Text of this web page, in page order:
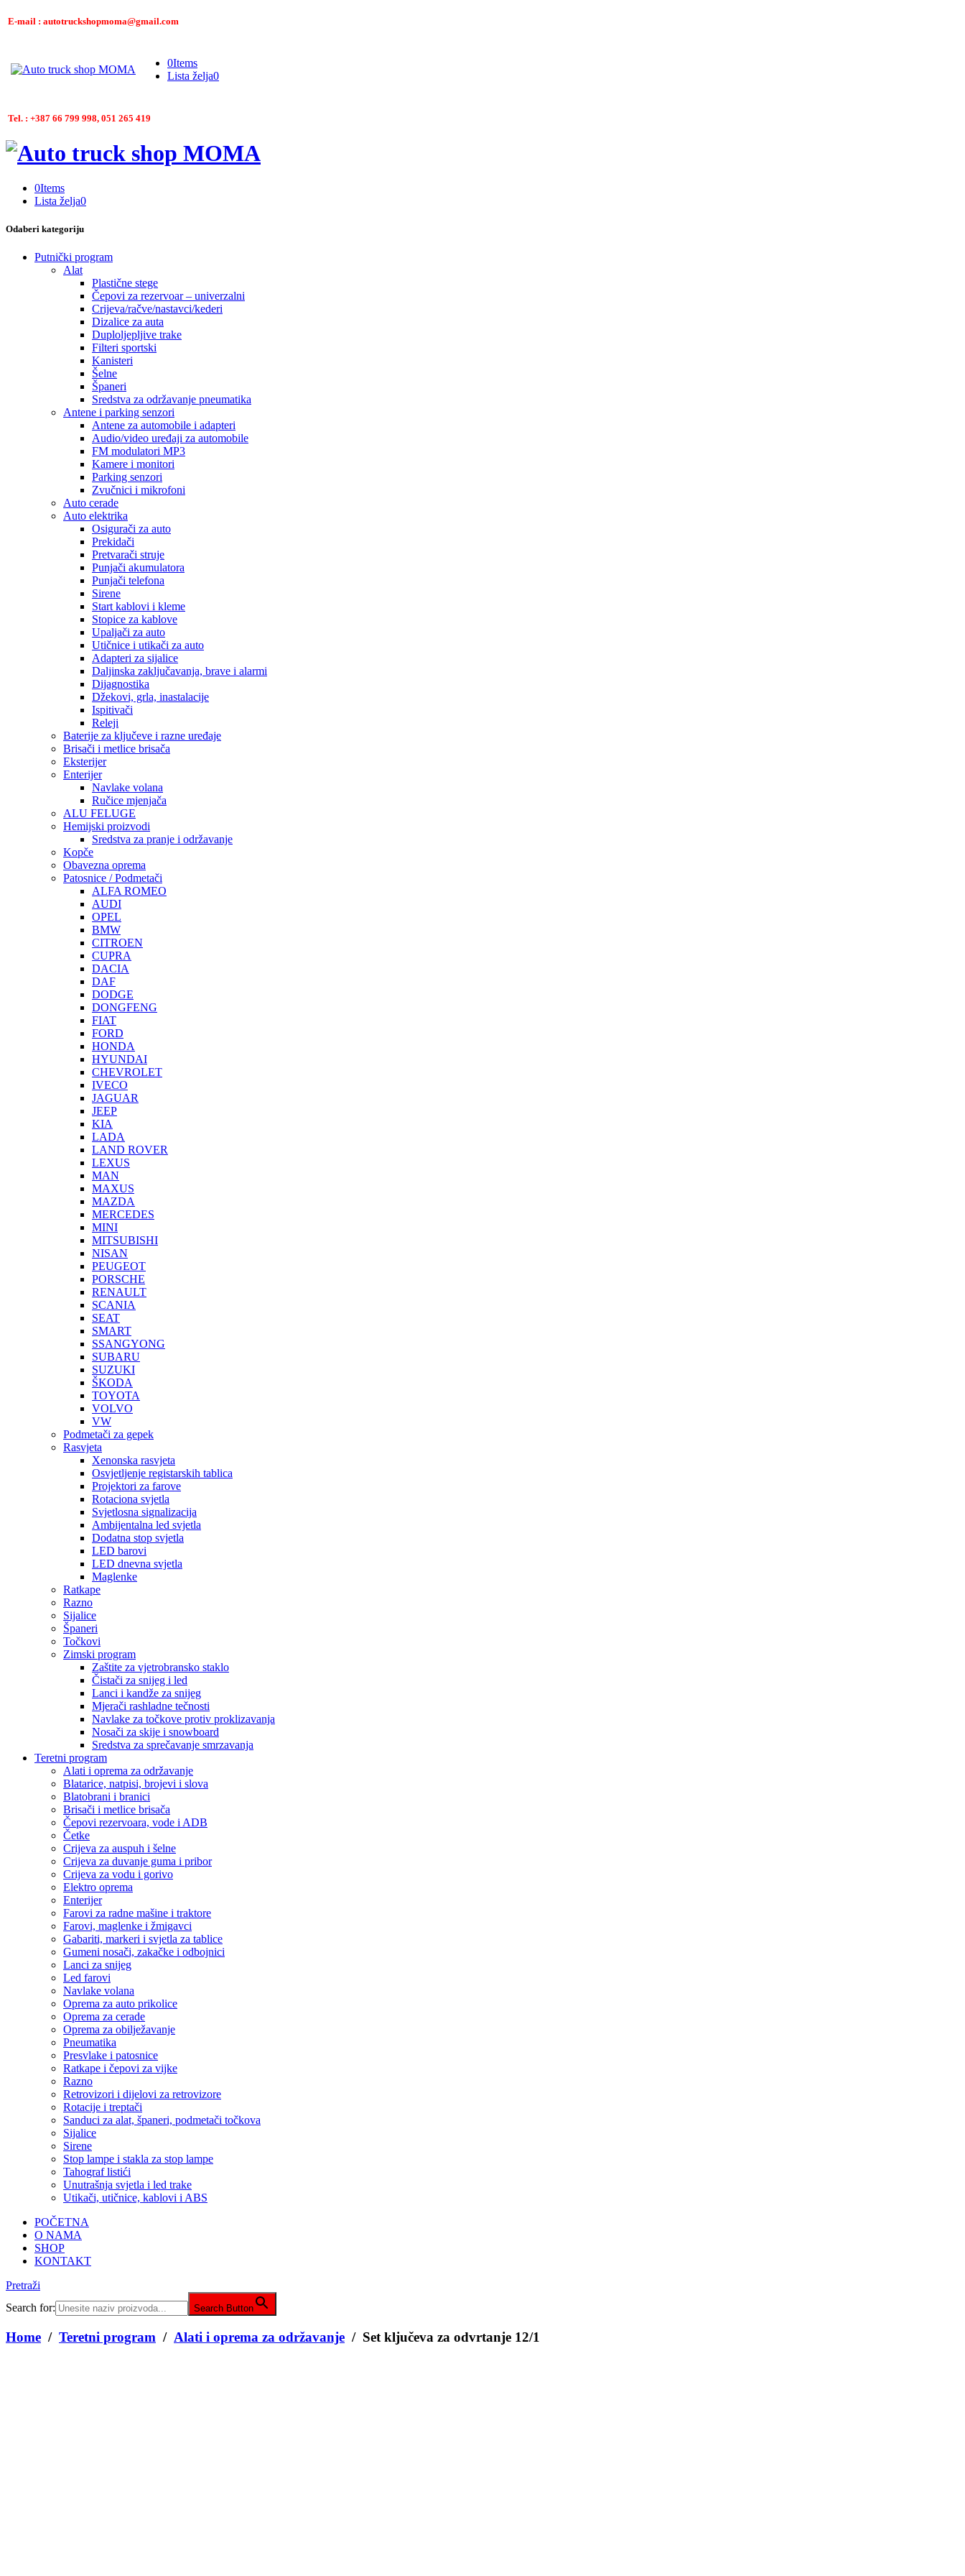
E-mail : autotruckshopmoma@gmail.com
0Items
Lista želja0
Tel. : +387 66 799 998, 051 265 419
0Items
Lista želja0
Odaberi kategoriju
Putnički program
Alat
Plastične stege
Čepovi za rezervoar – univerzalni
Crijeva/račve/nastavci/kederi
Dizalice za auta
Duploljepljive trake
Filteri sportski
Kanisteri
Šelne
Španeri
Sredstva za održavanje pneumatika
Antene i parking senzori
Antene za automobile i adapteri
Audio/video uređaji za automobile
FM modulatori MP3
Kamere i monitori
Parking senzori
Zvučnici i mikrofoni
Auto cerade
Auto elektrika
Osigurači za auto
Prekidači
Pretvarači struje
Punjači akumulatora
Punjači telefona
Sirene
Start kablovi i kleme
Stopice za kablove
Upaljači za auto
Utičnice i utikači za auto
Adapteri za sijalice
Daljinska zaključavanja, brave i alarmi
Dijagnostika
Džekovi, grla, inastalacije
Ispitivači
Releji
Baterije za ključeve i razne uređaje
Brisači i metlice brisača
Eksterijer
Enterijer
Navlake volana
Ručice mjenjača
ALU FELUGE
Hemijski proizvodi
Sredstva za pranje i održavanje
Kopče
Obavezna oprema
Patosnice / Podmetači
ALFA ROMEO
AUDI
OPEL
BMW
CITROEN
CUPRA
DACIA
DAF
DODGE
DONGFENG
FIAT
FORD
HONDA
HYUNDAI
CHEVROLET
IVECO
JAGUAR
JEEP
KIA
LADA
LAND ROVER
LEXUS
MAN
MAXUS
MAZDA
MERCEDES
MINI
MITSUBISHI
NISAN
PEUGEOT
PORSCHE
RENAULT
SCANIA
SEAT
SMART
SSANGYONG
SUBARU
SUZUKI
ŠKODA
TOYOTA
VOLVO
VW
Podmetači za gepek
Rasvjeta
Xenonska rasvjeta
Osvjetljenje registarskih tablica
Projektori za farove
Rotaciona svjetla
Svjetlosna signalizacija
Ambijentalna led svjetla
Dodatna stop svjetla
LED barovi
LED dnevna svjetla
Maglenke
Ratkape
Razno
Sijalice
Španeri
Točkovi
Zimski program
Zaštite za vjetrobransko staklo
Čistači za snijeg i led
Lanci i kandže za snijeg
Mjerači rashladne tečnosti
Navlake za točkove protiv proklizavanja
Nosači za skije i snowboard
Sredstva za sprečavanje smrzavanja
Teretni program
Alati i oprema za održavanje
Blatarice, natpisi, brojevi i slova
Blatobrani i branici
Brisači i metlice brisača
Čepovi rezervoara, vode i ADB
Četke
Crijeva za auspuh i šelne
Crijeva za duvanje guma i pribor
Crijeva za vodu i gorivo
Elektro oprema
Enterijer
Farovi za radne mašine i traktore
Farovi, maglenke i žmigavci
Gabariti, markeri i svjetla za tablice
Gumeni nosači, zakačke i odbojnici
Lanci za snijeg
Led farovi
Navlake volana
Oprema za auto prikolice
Oprema za cerade
Oprema za obilježavanje
Pneumatika
Presvlake i patosnice
Ratkape i čepovi za vijke
Razno
Retrovizori i dijelovi za retrovizore
Rotacije i treptači
Sanduci za alat, španeri, podmetači točkova
Sijalice
Sirene
Stop lampe i stakla za stop lampe
Tahograf listići
Unutrašnja svjetla i led trake
Utikači, utičnice, kablovi i ABS
POČETNA
O NAMA
SHOP
KONTAKT
Pretraži
Search for:
Search Button
Home / Teretni program / Alati i oprema za održavanje / Set ključeva za odvrtanje 12/1